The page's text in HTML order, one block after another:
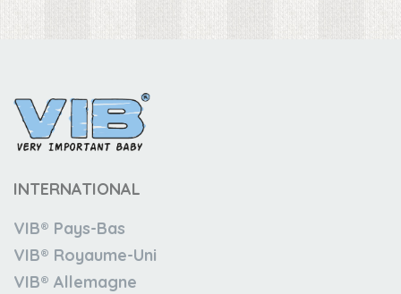
INTERNATIONAL
VIB® Pays-Bas
VIB® Royaume-Uni
VIB® Allemagne